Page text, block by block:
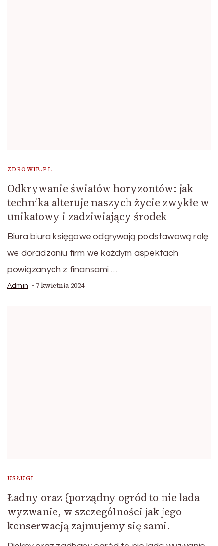
ZDROWIE.PL
Odkrywanie światów horyzontów: jak
technika alteruje naszych życie zwykłe w
unikatowy i zadziwiający środek
Biura biura księgowe odgrywają podstawową rolę
we doradzaniu firm we każdym aspektach
powiązanych z finansami …
Admin 7 kwietnia 2024
USŁUGI
Ładny oraz {porządny ogród to nie lada
wyzwanie, w szczególności jak jego
konserwacją zajmujemy się sami.